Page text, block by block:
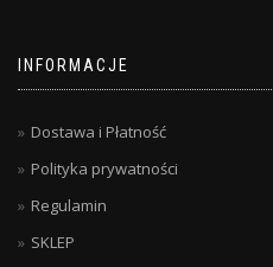
INFORMACJE
Dostawa i Płatność
Polityka prywatności
Regulamin
SKLEP